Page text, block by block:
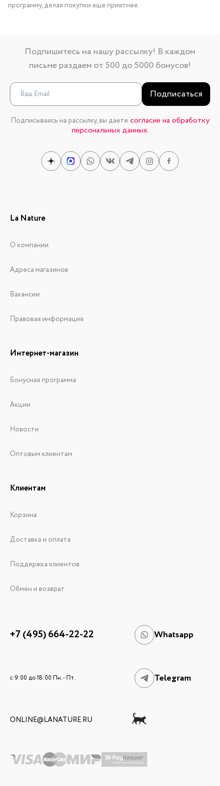
программу, делая покупки еще приятнее.
Подпишитесь на нашу рассылку! В каждом
письме раздаем от 500 до 5000 бонусов!
Подписаться
Подписываясь на рассылку, вы даете согласие на обработку
персональных данных.
La Nature
О компании
Адреса магазинов
Вакансии
Правовая информация
Интернет-магазин
Бонусная программа
Акции
Новости
Оптовым клиентам
Клиентам
Корзина
Доставка и оплата
Поддержка клиентов
Обмен и возврат
+7 (495) 664-22-22 Whatsapp
c 9:00 до 18:00 Пн. - Пт. Telegram
ONLINE@LANATURE.RU